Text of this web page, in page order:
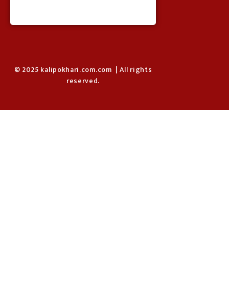
© 2025 kalipokhari.com.com | All rights
reserved.